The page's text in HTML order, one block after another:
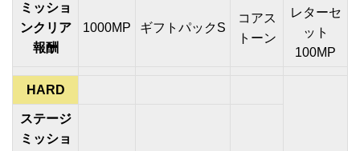
レターセ
ット
100MP
ミッショ
ンクリア
報酬
1000MP ギフトパックS
コアス
トーン
HARD
ステージ
ミッショ